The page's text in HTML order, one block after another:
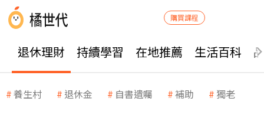
購買課程
退休理財 持續學習 在地推薦 生活百科
養生村 退休金 自書遺囑 補助 獨老